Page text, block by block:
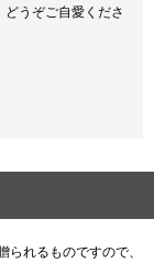
うぞご自愛くださ
れるものですので、